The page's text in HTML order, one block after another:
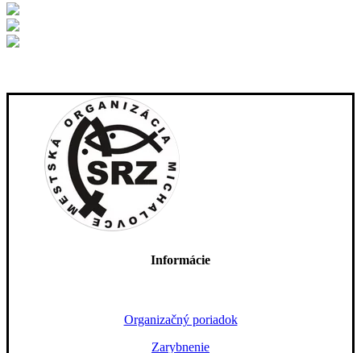
Informácie
Organizačný poriadok
Zarybnenie